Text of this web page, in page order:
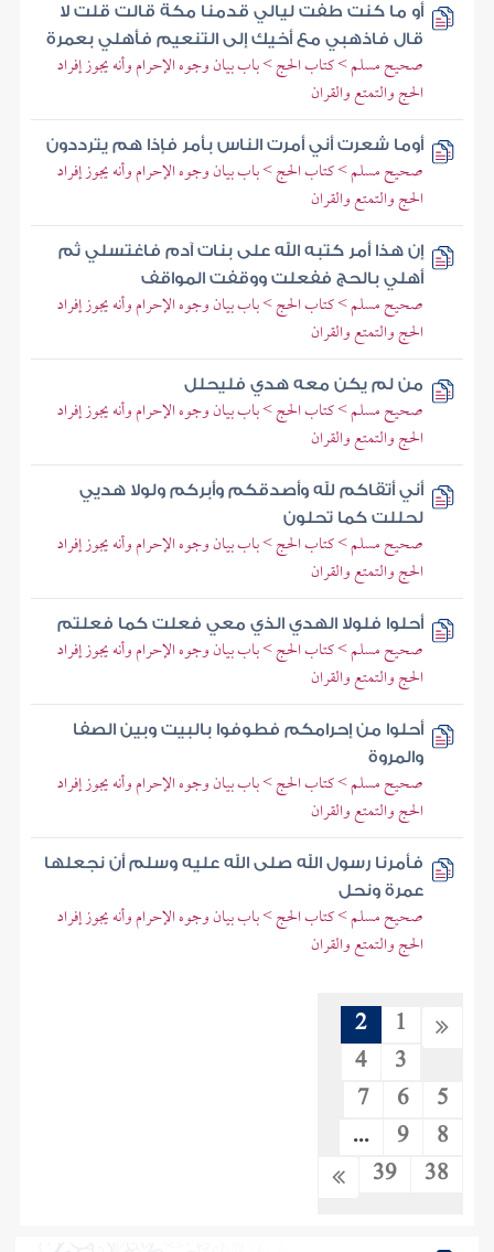
أو ما كنت طفت ليالي قدمنا مكة قالت قلت لا
قال فاذهبي مع أخيك إلى التنعيم فأهلي بعمرة
صحيح مسلم > كتاب الحج > باب بيان وجوه الإحرام وأنه يجوز إفراد
الحج والتمتع والقران
أوما شعرت أني أمرت الناس بأمر فإذا هم يترددون
صحيح مسلم > كتاب الحج > باب بيان وجوه الإحرام وأنه يجوز إفراد
الحج والتمتع والقران
إن هذا أمر كتبه الله على بنات آدم فاغتسلي ثم
أهلي بالحج ففعلت ووقفت المواقف
صحيح مسلم > كتاب الحج > باب بيان وجوه الإحرام وأنه يجوز إفراد
الحج والتمتع والقران
من لم يكن معه هدي فليحلل
صحيح مسلم > كتاب الحج > باب بيان وجوه الإحرام وأنه يجوز إفراد
الحج والتمتع والقران
أني أتقاكم لله وأصدقكم وأبركم ولولا هديي
لحللت كما تحلون
صحيح مسلم > كتاب الحج > باب بيان وجوه الإحرام وأنه يجوز إفراد
الحج والتمتع والقران
أحلوا فلولا الهدي الذي معي فعلت كما فعلتم
صحيح مسلم > كتاب الحج > باب بيان وجوه الإحرام وأنه يجوز إفراد
الحج والتمتع والقران
أحلوا من إحرامكم فطوفوا بالبيت وبين الصفا
والمروة
صحيح مسلم > كتاب الحج > باب بيان وجوه الإحرام وأنه يجوز إفراد
الحج والتمتع والقران
فأمرنا رسول الله صلى الله عليه وسلم أن نجعلها
عمرة ونحل
صحيح مسلم > كتاب الحج > باب بيان وجوه الإحرام وأنه يجوز إفراد
الحج والتمتع والقران
1
2
3
4
5
6
7
8
9
...
38
39